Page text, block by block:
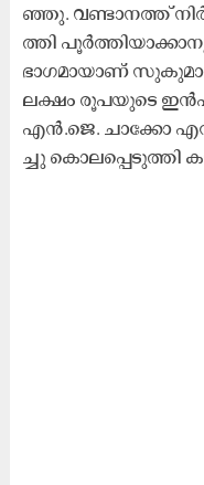
ഞ്ഞു. വ​ണ്ടാ​ന​ത്ത്
ത്തി
ഭാ​ഗ​മാ​യാ​ണ്
ല​ക്ഷം രൂ​പ​യു​ടെ
എ​ന്‍.​ജെ. ചാ​ക്കോ
ച്ചു കൊ​ല​പ്പെ​ടു​ത്തി